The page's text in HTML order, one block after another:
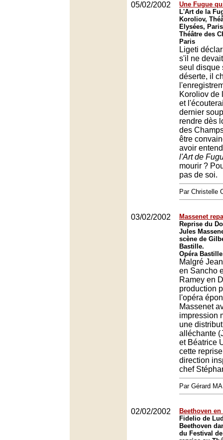
05/02/2002
Une Fugue
L'Art de la
Koroliov,
Elysées,
Théâtre des
Paris
Ligeti
s'il ne
seul disque
déserte, il
Koroliov de
et
dernier
rendre dès
des
être
avoir
l'Art de
mourir ?
pas de soi.
Par Christelle
03/02/2002
Massenet
Reprise du
Jules
scène de
Bastille.
Opéra
Malgré
en Sancho
Ramey en
production
l'opéra
Massenet
impression
une
alléchante
et Béatrice
cette
direction
chef
Par Gérard
02/02/2002
Beethoven
Fidelio de
Beethoven
du Festival